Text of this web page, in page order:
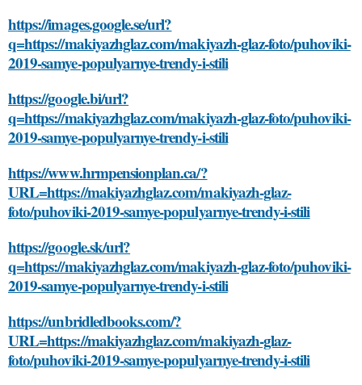
https://images.google.se/url?
q=https://makiyazhglaz.com/makiyazh-glaz-foto/puhoviki-
2019-samye-populyarnye-trendy-i-stili
https://google.bi/url?
q=https://makiyazhglaz.com/makiyazh-glaz-foto/puhoviki-
2019-samye-populyarnye-trendy-i-stili
https://www.hrmpensionplan.ca/?
URL=https://makiyazhglaz.com/makiyazh-glaz-
foto/puhoviki-2019-samye-populyarnye-trendy-i-stili
https://google.sk/url?
q=https://makiyazhglaz.com/makiyazh-glaz-foto/puhoviki-
2019-samye-populyarnye-trendy-i-stili
https://unbridledbooks.com/?
URL=https://makiyazhglaz.com/makiyazh-glaz-
foto/puhoviki-2019-samye-populyarnye-trendy-i-stili